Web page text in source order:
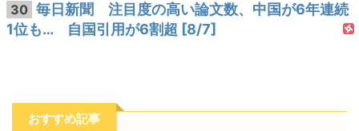
30 毎日新聞 注目度の高い論文数、中国が6年連続
1位も… 自国引用が6割超 [8/7]
おすすめ記事